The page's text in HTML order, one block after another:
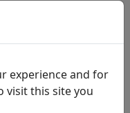
experience and for
visit this site you